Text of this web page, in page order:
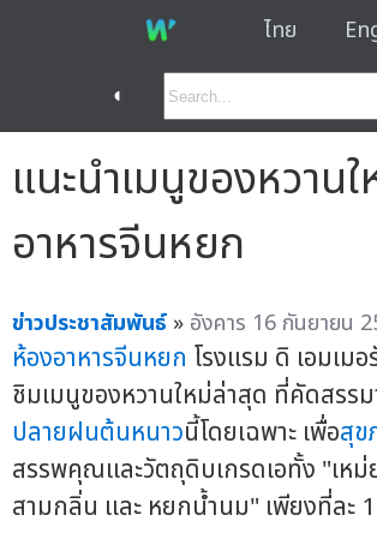
ไทย
◐
แนะนำเมนูของหวาน
อาหารจีนหยก
ข่าวประชาสัมพันธ์ » อังคาร 16 กันยายน
ห้องอาหารจีนหยก โรงแรม ดิ เอมเม
ชิมเมนูของหวานใหม่ล่าสุด ที่คัดสรร
ปลายฝนต้นหนาวนี้โดยเฉพาะ เพื่อสุข
สรรพคุณและวัตถุดิบเกรดเอทั้ง "เหม่
สามกลิ่น และ หยกน้ำนม" เพียงที่ละ